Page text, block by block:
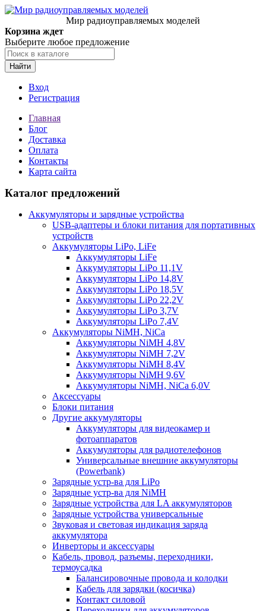
Мир радиоуправляемых моделей
Корзина ждет
Выберите любое предложение
Найти
Вход
Регистрация
Главная
Блог
Доставка
Оплата
Контакты
Карта сайта
Каталог предложений
Аккумуляторы и зарядные устройства
USB-адаптеры и блоки питания для портативных
устройств
Аккумуляторы LiPo, LiFe
Аккумуляторы LiFe
Аккумуляторы LiPo 11,1V
Аккумуляторы LiPo 14,8V
Аккумуляторы LiPo 18,5V
Аккумуляторы LiPo 22,2V
Аккумуляторы LiPo 3,7V
Аккумуляторы LiPo 7,4V
Аккумуляторы NiMH, NiCa
Аккумуляторы NiMH 4,8V
Аккумуляторы NiMH 7,2V
Аккумуляторы NiMH 8,4V
Аккумуляторы NiMH 9,6V
Аккумуляторы NiMH, NiCa 6,0V
Аксессуары
Блоки питания
Другие аккумуляторы
Аккумуляторы для видеокамер и
фотоаппаратов
Аккумуляторы для радиотелефонов
Универсальные внешние аккумуляторы
(Powerbank)
Зарядные устр-ва для LiPo
Зарядные устр-ва для NiMH
Зарядные устройства для LA аккумуляторов
Зарядные устройства универсальные
Звуковая и световая индикация заряда
аккумулятора
Инверторы и аксессуары
Кабель, провод, разъемы, переходники,
термоусадка
Балансировочные провода и колодки
Кабель для зарядки (косичка)
Контакт силовой